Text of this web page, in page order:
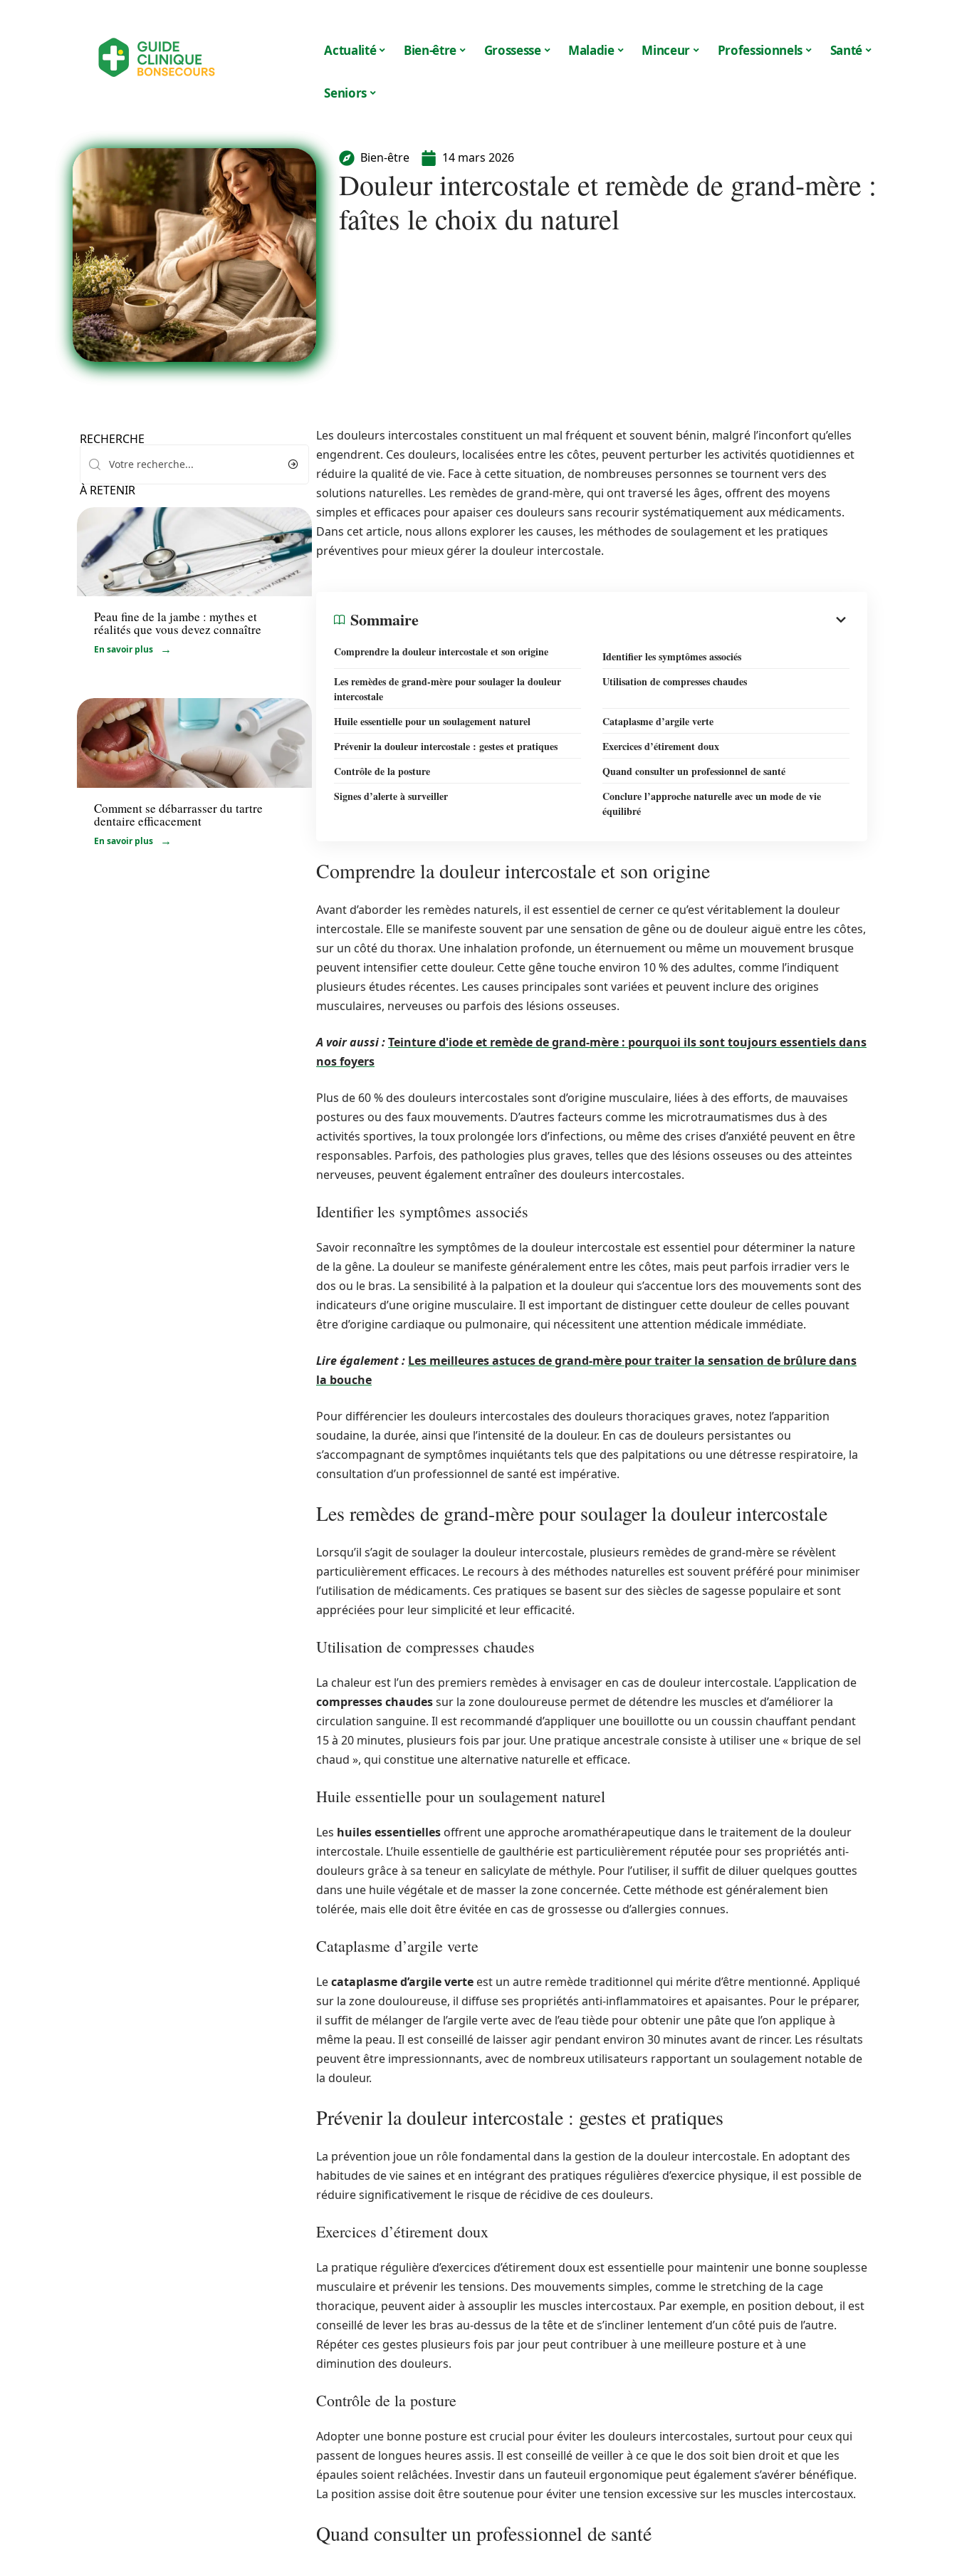
Actualité Bien-être Grossesse Maladie Minceur Professionnels Santé
Seniors
Bien-être 14 mars 2026
Douleur intercostale et remède de grand-mère :
faîtes le choix du naturel
RECHERCHE
À RETENIR
Maladie
Peau fine de la jambe : mythes et
réalités que vous devez connaître
En savoir plus
Santé
Comment se débarrasser du tartre
dentaire efficacement
En savoir plus
Les douleurs intercostales constituent un mal fréquent et souvent bénin, malgré l’inconfort qu’elles
engendrent. Ces douleurs, localisées entre les côtes, peuvent perturber les activités quotidiennes et
réduire la qualité de vie. Face à cette situation, de nombreuses personnes se tournent vers des
solutions naturelles. Les remèdes de grand-mère, qui ont traversé les âges, offrent des moyens
simples et efficaces pour apaiser ces douleurs sans recourir systématiquement aux médicaments.
Dans cet article, nous allons explorer les causes, les méthodes de soulagement et les pratiques
préventives pour mieux gérer la douleur intercostale.
Sommaire
Comprendre la douleur intercostale et son origine
Identifier les symptômes associés
Les remèdes de grand-mère pour soulager la douleur
intercostale
Utilisation de compresses chaudes
Huile essentielle pour un soulagement naturel
Cataplasme d’argile verte
Prévenir la douleur intercostale : gestes et pratiques
Exercices d’étirement doux
Contrôle de la posture
Quand consulter un professionnel de santé
Signes d’alerte à surveiller
Conclure l’approche naturelle avec un mode de vie
équilibré
Comprendre la douleur intercostale et son origine
Avant d’aborder les remèdes naturels, il est essentiel de cerner ce qu’est véritablement la douleur
intercostale. Elle se manifeste souvent par une sensation de gêne ou de douleur aiguë entre les côtes,
sur un côté du thorax. Une inhalation profonde, un éternuement ou même un mouvement brusque
peuvent intensifier cette douleur. Cette gêne touche environ 10 % des adultes, comme l’indiquent
plusieurs études récentes. Les causes principales sont variées et peuvent inclure des origines
musculaires, nerveuses ou parfois des lésions osseuses.
A voir aussi :Teinture d'iode et remède de grand-mère : pourquoi ils sont toujours essentiels dans
nos foyers
Plus de 60 % des douleurs intercostales sont d’origine musculaire, liées à des efforts, de mauvaises
postures ou des faux mouvements. D’autres facteurs comme les microtraumatismes dus à des
activités sportives, la toux prolongée lors d’infections, ou même des crises d’anxiété peuvent en être
responsables. Parfois, des pathologies plus graves, telles que des lésions osseuses ou des atteintes
nerveuses, peuvent également entraîner des douleurs intercostales.
Identifier les symptômes associés
Savoir reconnaître les symptômes de la douleur intercostale est essentiel pour déterminer la nature
de la gêne. La douleur se manifeste généralement entre les côtes, mais peut parfois irradier vers le
dos ou le bras. La sensibilité à la palpation et la douleur qui s’accentue lors des mouvements sont des
indicateurs d’une origine musculaire. Il est important de distinguer cette douleur de celles pouvant
être d’origine cardiaque ou pulmonaire, qui nécessitent une attention médicale immédiate.
Lire également : Les meilleures astuces de grand-mère pour traiter la sensation de brûlure dans
la bouche
Pour différencier les douleurs intercostales des douleurs thoraciques graves, notez l’apparition
soudaine, la durée, ainsi que l’intensité de la douleur. En cas de douleurs persistantes ou
s’accompagnant de symptômes inquiétants tels que des palpitations ou une détresse respiratoire, la
consultation d’un professionnel de santé est impérative.
Les remèdes de grand-mère pour soulager la douleur intercostale
Lorsqu’il s’agit de soulager la douleur intercostale, plusieurs remèdes de grand-mère se révèlent
particulièrement efficaces. Le recours à des méthodes naturelles est souvent préféré pour minimiser
l’utilisation de médicaments. Ces pratiques se basent sur des siècles de sagesse populaire et sont
appréciées pour leur simplicité et leur efficacité.
Utilisation de compresses chaudes
La chaleur est l’un des premiers remèdes à envisager en cas de douleur intercostale. L’application de
compresses chaudessur la zone douloureuse permet de détendre les muscles et d’améliorer la
circulation sanguine. Il est recommandé d’appliquer une bouillotte ou un coussin chauffant pendant
15 à 20 minutes, plusieurs fois par jour. Une pratique ancestrale consiste à utiliser une « brique de sel
chaud », qui constitue une alternative naturelle et efficace.
Huile essentielle pour un soulagement naturel
Les huiles essentielles offrent une approche aromathérapeutique dans le traitement de la douleur
intercostale. L’huile essentielle de gaulthérie est particulièrement réputée pour ses propriétés anti-
douleurs grâce à sa teneur en salicylate de méthyle. Pour l’utiliser, il suffit de diluer quelques gouttes
dans une huile végétale et de masser la zone concernée. Cette méthode est généralement bien
tolérée, mais elle doit être évitée en cas de grossesse ou d’allergies connues.
Cataplasme d’argile verte
Lecataplasme d’argile verte est un autre remède traditionnel qui mérite d’être mentionné. Appliqué
sur la zone douloureuse, il diffuse ses propriétés anti-inflammatoires et apaisantes. Pour le préparer,
il suffit de mélanger de l’argile verte avec de l’eau tiède pour obtenir une pâte que l’on applique à
même la peau. Il est conseillé de laisser agir pendant environ 30 minutes avant de rincer. Les résultats
peuvent être impressionnants, avec de nombreux utilisateurs rapportant un soulagement notable de
la douleur.
Prévenir la douleur intercostale : gestes et pratiques
La prévention joue un rôle fondamental dans la gestion de la douleur intercostale. En adoptant des
habitudes de vie saines et en intégrant des pratiques régulières d’exercice physique, il est possible de
réduire significativement le risque de récidive de ces douleurs.
Exercices d’étirement doux
La pratique régulière d’exercices d’étirement doux est essentielle pour maintenir une bonne souplesse
musculaire et prévenir les tensions. Des mouvements simples, comme le stretching de la cage
thoracique, peuvent aider à assouplir les muscles intercostaux. Par exemple, en position debout, il est
conseillé de lever les bras au-dessus de la tête et de s’incliner lentement d’un côté puis de l’autre.
Répéter ces gestes plusieurs fois par jour peut contribuer à une meilleure posture et à une
diminution des douleurs.
Contrôle de la posture
Adopter une bonne posture est crucial pour éviter les douleurs intercostales, surtout pour ceux qui
passent de longues heures assis. Il est conseillé de veiller à ce que le dos soit bien droit et que les
épaules soient relâchées. Investir dans un fauteuil ergonomique peut également s’avérer bénéfique.
La position assise doit être soutenue pour éviter une tension excessive sur les muscles intercostaux.
Quand consulter un professionnel de santé